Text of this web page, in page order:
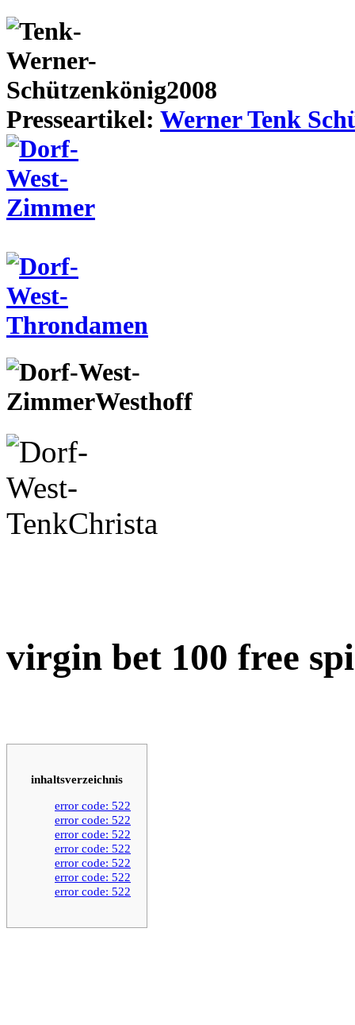
Presseartikel: Werner Tenk
virgin bet 100 free
inhaltsverzeichnis
error code: 522
error code: 522
error code: 522
error code: 522
error code: 522
error code: 522
error code: 522